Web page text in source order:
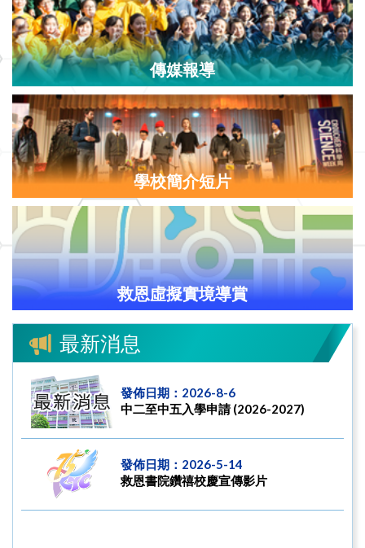
傳媒報導
學校簡介短片
救恩虛擬實境導賞
最新消息
發佈日期：2026-8-6
中二至中五入學申請 (2026-2027)
發佈日期：2026-5-14
救恩書院鑽禧校慶宣傳影片